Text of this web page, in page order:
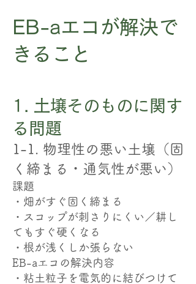
EB-aエコが解決で
きること
1. 土壌そのものに関す
る問題
1-1. 物理性の悪い土壌（固
く締まる・通気性が悪い）
課題
・畑がすぐ固く締まる
・スコップが刺さりにくい／耕し
てもすぐ硬くなる
・根が浅くしか張らない
EB-aエコの解決内容
・粘土粒子を電気的に結びつけて